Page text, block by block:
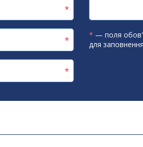
* — поля
для заповнення